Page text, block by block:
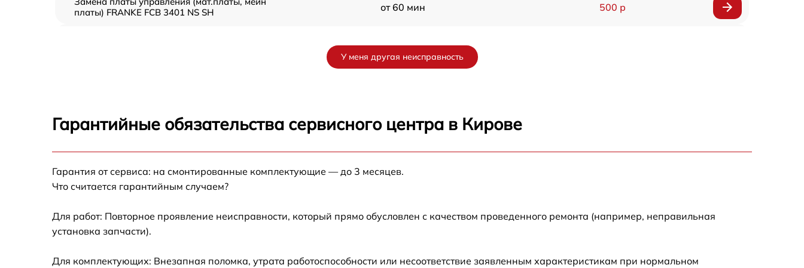
платы) FRANKE FCB 3401 NS SH
от 60 мин 500 р
Замена электросхемы FRANKE FCB 3401 NS
от 60 мин
Устранение засора трубопровода FRANKE
У меня другая неисправность
Гарантийные обязательства сервисного центра в Кирове
Гарантия от сервиса: на смонтированные комплектующие — до 3 месяцев.
Что считается гарантийным случаем?
Для работ: Повторное проявление неисправности, который прямо обусловлен с качеством проведенного ремонта (например, неправильная
установка запчасти).
Для комплектующих: Внезапная поломка, утрата работоспособности или несоответствие заявленным характеристикам при нормальном